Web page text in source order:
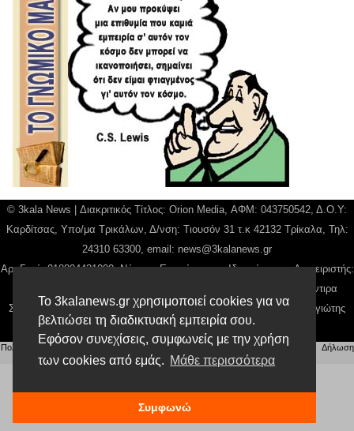
Το 3kalanews.gr χρησιμοποιεί cookies για να
βελτιώσει τη διαδικτυακή εμπειρία σου.
Εφόσον συνεχίσεις, συμφωνείς με την χρήση
των cookies από εμάς. Μάθε περισσότερα
Συμφωνώ
© 3kala News | Διακριτικός Τίτλος: Orion Media, ΑΦΜ: 043750542, Δ.Ο.Υ:
Καρδίτσας, Υπο/μα Τρικάλων, Δ/νση: Τιουσόν 31 τ.κ 42132 Τρίκαλα, Τηλ:
24310 63300, email: news@3kalanews.gr
Αρ. Γεμή: 018804431000, Νόμιμος Εκπρόσωπος, Ιδιοκτήτης και Διαχειριστής:
Παναγιώτης Φιλίππου, Διευθύντρια: Γιαννουσά Βασιλική, Διευθύντιρα
Σύνταξης: Μπαλαμπάνη Βασιλική. Δικαιούχος domain name Παναγιώτης
Φιλίππου
Πολιτική απορρήτου Αίτηση Διαχείρισης Προσωπικών Δεδομένων |Όροι χρήσης
Δήλωση
Συμμόρφωσης